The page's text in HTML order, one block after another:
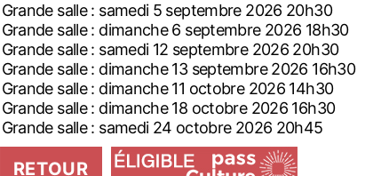
Grande salle : samedi 5 septembre 2026 20h30
Grande salle : dimanche 6 septembre 2026 18h30
Grande salle : samedi 12 septembre 2026 20h30
Grande salle : dimanche 13 septembre 2026 16h30
Grande salle : dimanche 11 octobre 2026 14h30
Grande salle : dimanche 18 octobre 2026 16h30
Grande salle : samedi 24 octobre 2026 20h45